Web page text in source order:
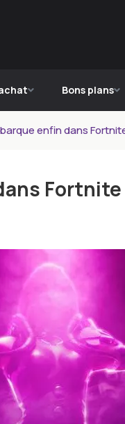
Bons plans
enfin dans
Fortnite